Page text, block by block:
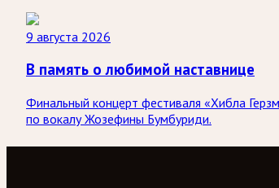
9 августа 2026
В память о любимой наставнице
Финальный концерт фестиваля «Хибла
по вокалу Жозефины Бумбуриди.